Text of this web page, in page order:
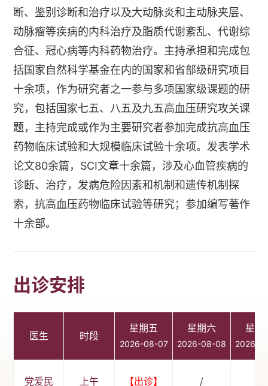
断、鉴别诊断和治疗以及大动脉炎和主动脉夹层、
动脉瘤等疾病的内科治疗及脂质代谢紊乱、代谢综
合征、冠心病等内科药物治疗。主持承担和完成包
括国家自然科学基金在内的国家和省部级研究项目
十余项，作为研究者之一参与多项国家级课题的研
究，包括国家七五、八五及九五高血压研究攻关课
题，主持完成或作为主要研究者参加完成抗高血压
药物临床试验和大规模临床试验十余项。发表学术
论文80余篇，SCI文章十余篇，涉及心血管疾病的
诊断、治疗，发病危险因素和机制和遗传机制探
索，抗高血压药物临床试验等研究；参加编写著作
十余部。
出诊安排
医生 时段
星期五
2026-08-07
星期六
2026-08-08
星期
2026-
党爱民 上午 【出诊】 /